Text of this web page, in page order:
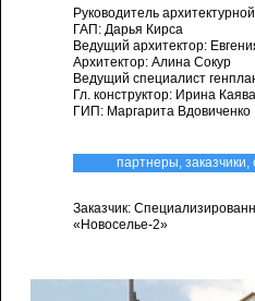
Руководитель
ГАП: Дарья Кирса
Ведущий архитектор:
Архитектор: Алина Сокур
Ведущий специалист
Гл. конструктор: Ирина Каява
ГИП: Маргарита Вдовиченко
партнеры, заказчики,
Заказчик:
«Новоселье-2»